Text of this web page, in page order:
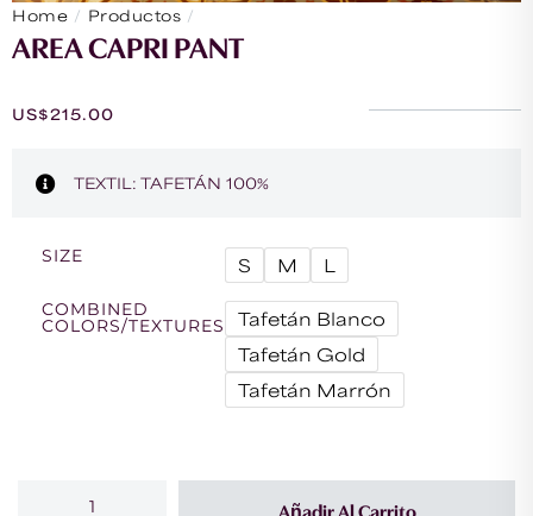
Home / Productos /
AREA CAPRI PANT
US$215.00
TEXTIL: TAFETÁN 100%
SIZE S M L
COMBINED
COLORS/TEXTURES
Tafetán Blanco
Tafetán Gold
Tafetán Marrón